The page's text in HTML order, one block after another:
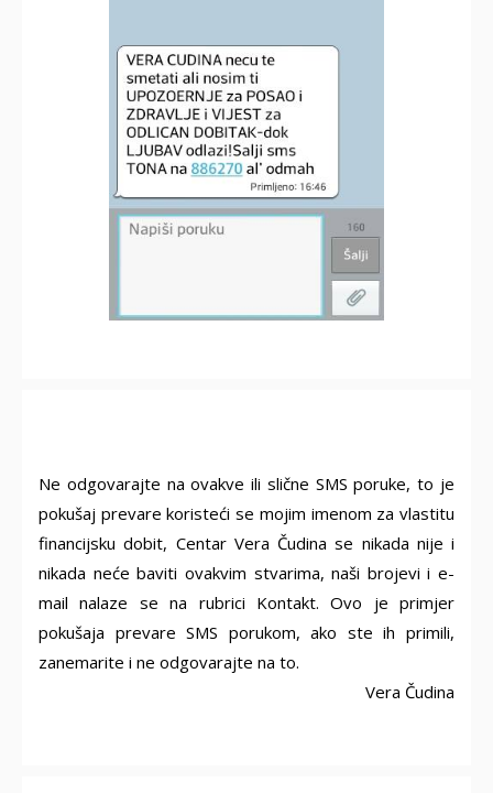
Ne odgovarajte na ovakve ili slične SMS poruke, to je
pokušaj prevare koristeći se mojim imenom za vlastitu
financijsku dobit, Centar Vera Čudina se nikada nije i
nikada neće baviti ovakvim stvarima, naši brojevi i e-
mail nalaze se na rubrici Kontakt. Ovo je primjer
pokušaja prevare SMS porukom, ako ste ih primili,
zanemarite i ne odgovarajte na to.
Vera Čudina